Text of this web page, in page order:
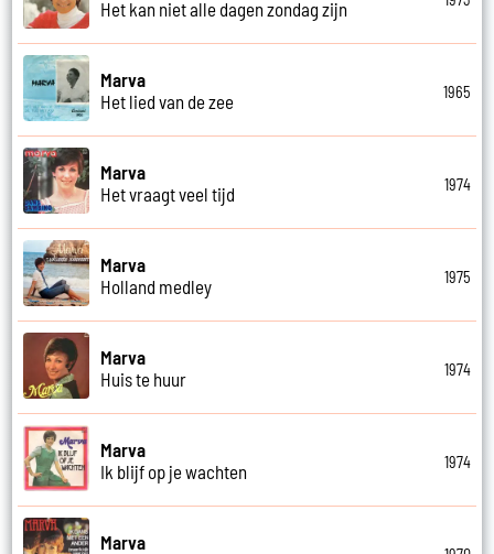
Het kan niet alle dagen zondag zijn
Marva
Het lied van de zee
1965
Marva
Het vraagt veel tijd
1974
Marva
Holland medley
1975
Marva
Huis te huur
1974
Marva
Ik blijf op je wachten
1974
Marva